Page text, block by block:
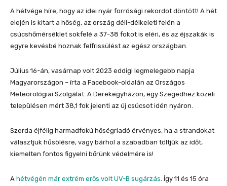
A hétvége híre, hogy az idei nyár forrósági rekordot döntött! A hét
elején is kitart a hőség, az ország déli-délkeleti felén a
csúcshőmérséklet sokfelé a 37-38 fokot is eléri, és az éjszakák is
egyre kevésbé hoznak felfrissülést az egész országban.
Július 16-án, vasárnap volt 2023 eddigi legmelegebb napja
Magyarországon – írta a Facebook-oldalán az Országos
Meteorológiai Szolgálat. A Derekegyházon, egy Szegedhez közeli
településen mért 38,1 fok jelenti az új csúcsot idén nyáron.
Szerda éjfélig harmadfokú hőségriadó érvényes, ha a strandokat
választjuk hűsölésre, vagy bárhol a szabadban töltjük az időt,
kiemelten fontos figyelni bőrünk védelmére is!
A hétvégén már extrém erős volt UV-B sugárzás. Így 11 és 15 óra